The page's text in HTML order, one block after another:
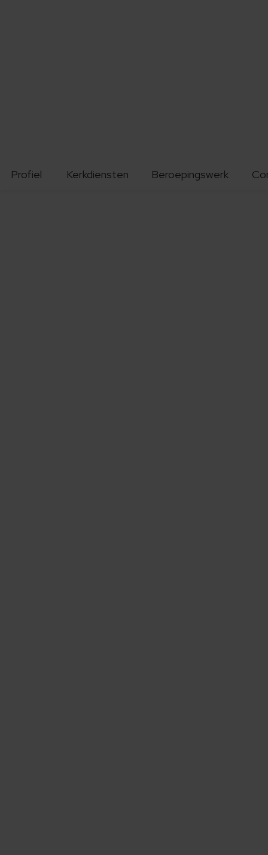
Profiel Kerkdiensten Beroepingswerk